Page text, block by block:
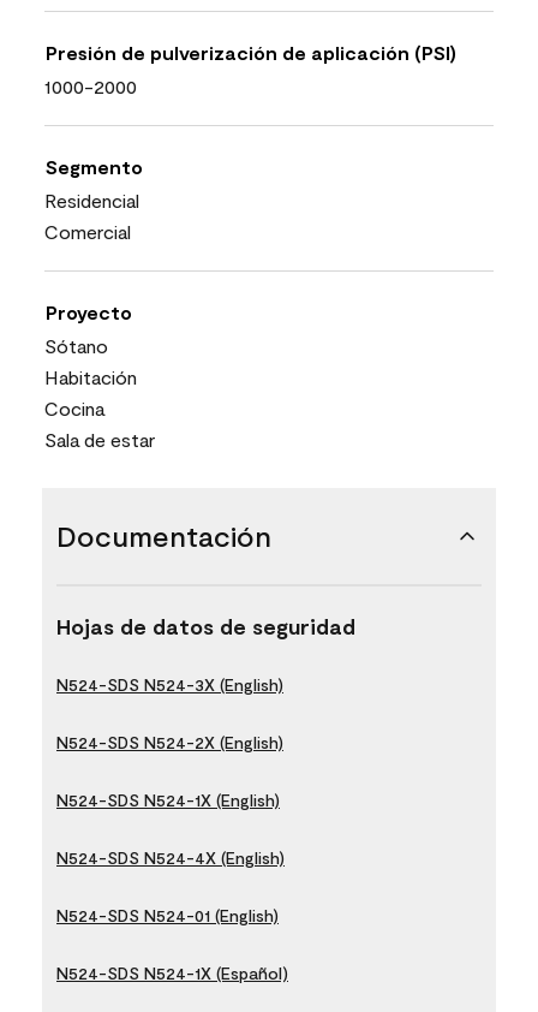
Presión de pulverización de aplicación (PSI)
1000-2000
Segmento
Residencial
Comercial
Proyecto
Sótano
Habitación
Cocina
Sala de estar
Documentación
Hojas de datos de seguridad
N524-SDS N524-3X (English)
N524-SDS N524-2X (English)
N524-SDS N524-1X (English)
N524-SDS N524-4X (English)
N524-SDS N524-01 (English)
N524-SDS N524-1X (Español)